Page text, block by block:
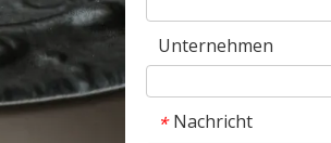
Unternehmen
* Nachricht